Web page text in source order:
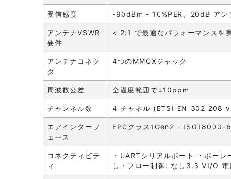
受信感度 -90dBm - 10%PER、20dB アン
アンテナVSWR
要件
< 2:1 で最適なパフォーマンスを
アンテナコネク
タ
4つのMMCXジャック
周波数公差 全温度範囲で±10ppm
チャンネル数 4 チャネル (ETSI EN 302 208
エアインターフ
ェース
EPCクラス1Gen2 - ISO18000-
コネクティビテ
ィ
・UARTシリアルポート:・ボー
し・フロー制御: なし3.3 VI/O 電